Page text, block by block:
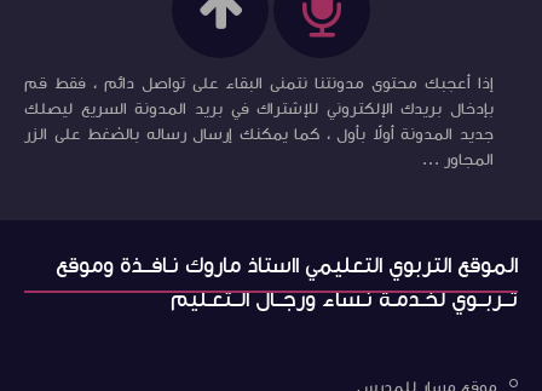
إذا أعجبك محتوى مدونتنا نتمنى البقاء على تواصل دائم ، فقط قم
بإدخال بريدك الإلكتروني للإشتراك في بريد المدونة السريع ليصلك
جديد المدونة أولاً بأول ، كما يمكنك إرسال رساله بالضغط على الزر
المجاور ...
الموقع التربوي التعليمي ااستاذ ماروك نـافــذة وموقع
تــربــوي لخـدمـة نـساء ورجــال الــتعـليم